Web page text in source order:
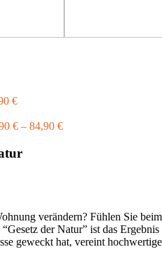
€
€ – 84,90 €
verändern? Fühlen Sie
der Natur” ist das
geweckt hat, vereint